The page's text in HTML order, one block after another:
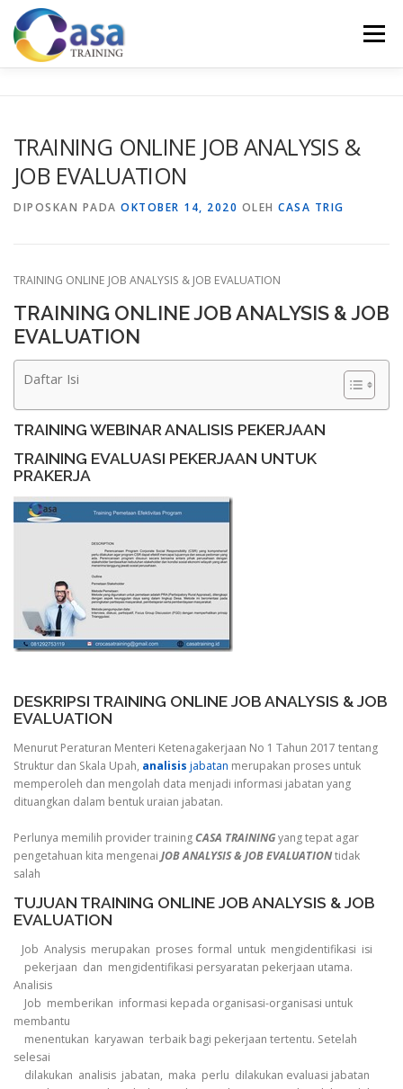
Lompat
konten
Menu
KONTAK KAMI SERTIFIKASI
TRAINING ONLINE JOB ANALYSIS &
JOB EVALUATION
DIPOSKAN PADA OKTOBER 14, 2020 OLEH CASA TRIG
TRAINING ONLINE JOB ANALYSIS & JOB EVALUATION
TRAINING ONLINE JOB ANALYSIS & JOB
EVALUATION
Daftar Isi
TRAINING WEBINAR ANALISIS PEKERJAAN
TRAINING EVALUASI PEKERJAAN UNTUK
PRAKERJA
DESKRIPSI TRAINING ONLINE JOB ANALYSIS & JOB
EVALUATION
Menurut Peraturan Menteri Ketenagakerjaan No 1 Tahun 2017 tentang
Struktur dan Skala Upah, analisis jabatan merupakan proses untuk
memperoleh dan mengolah data menjadi informasi jabatan yang
dituangkan dalam bentuk uraian jabatan.
Perlunya memilih provider trainingCASA TRAININGyang tepat agar
pengetahuan kita mengenai JOB ANALYSIS & JOB EVALUATIONtidak
salah
TUJUAN TRAINING ONLINE JOB ANALYSIS & JOB
EVALUATION
Job Analysis merupakan proses formal untuk mengidentifikasi isi
pekerjaan dan mengidentifikasi persyaratan pekerjaan utama.
Analisis
Job memberikan informasi kepada organisasi-organisasi untuk
membantu
menentukan karyawan terbaik bagi pekerjaan tertentu. Setelah
selesai
dilakukan analisis jabatan, maka perlu dilakukan evaluasi jabatan